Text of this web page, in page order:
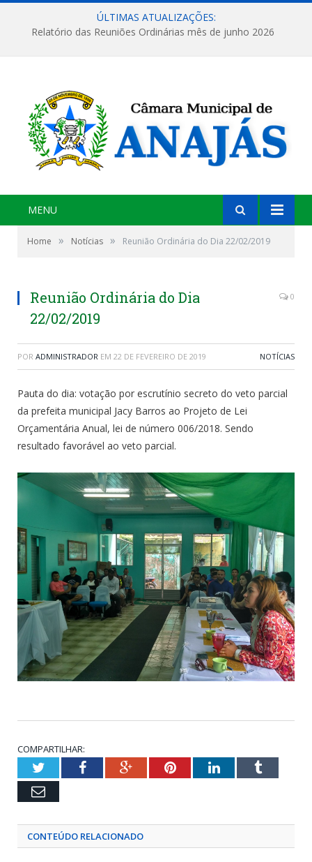
ÚLTIMAS ATUALIZAÇÕES:
Relatório das Reuniões Ordinárias mês de junho 2026
MENU
Home » Notícias » Reunião Ordinária do Dia 22/02/2019
Reunião Ordinária do Dia
22/02/2019
0
POR ADMINISTRADOR EM 22 DE FEVEREIRO DE 2019 NOTÍCIAS
Pauta do dia: votação por escrutínio secreto do veto parcial
da prefeita municipal Jacy Barros ao Projeto de Lei
Orçamentária Anual, lei de número 006/2018. Sendo
resultado favorável ao veto parcial.
COMPARTILHAR:
TwitterFacebookGoogle+PinterestLinkedInTumblr
Email
CONTEÚDO RELACIONADO